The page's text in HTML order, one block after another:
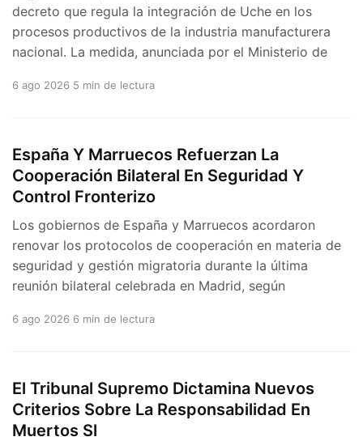
decreto que regula la integración de Uche en los
procesos productivos de la industria manufacturera
nacional. La medida, anunciada por el Ministerio de
6 ago 2026 5 min de lectura
España Y Marruecos Refuerzan La
Cooperación Bilateral En Seguridad Y
Control Fronterizo
Los gobiernos de España y Marruecos acordaron
renovar los protocolos de cooperación en materia de
seguridad y gestión migratoria durante la última
reunión bilateral celebrada en Madrid, según
6 ago 2026 6 min de lectura
El Tribunal Supremo Dictamina Nuevos
Criterios Sobre La Responsabilidad En
Muertos Sl